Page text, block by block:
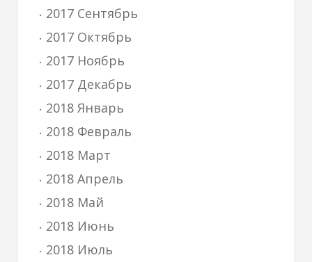
2017 Сентябрь
2017 Октябрь
2017 Ноябрь
2017 Декабрь
2018 Январь
2018 Февраль
2018 Март
2018 Апрель
2018 Май
2018 Июнь
2018 Июль